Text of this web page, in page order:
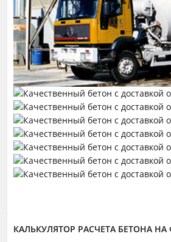
КАЛЬКУЛЯТОР РАСЧЕТА БЕТОНА